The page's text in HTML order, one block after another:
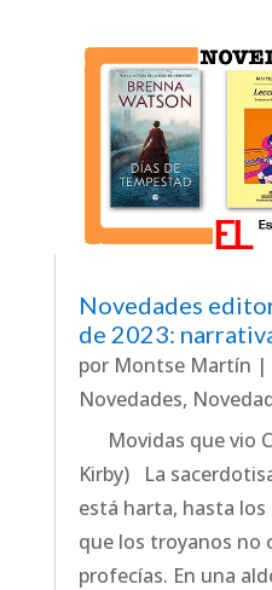
Novedades
de 2023:
por Montse Martín |
Novedades,
Movidas que vio
Kirby) La
está harta, hasta
que los troyanos no
profecías. En una